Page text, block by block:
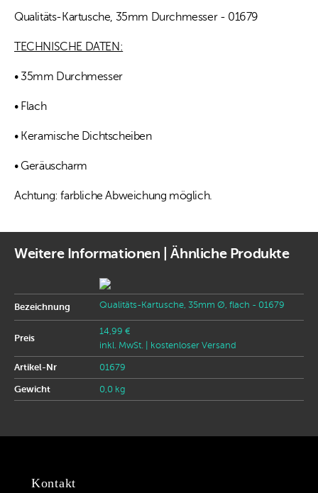
Qualitäts-Kartusche, 35mm Durchmesser - 01679
TECHNISCHE DATEN:
• 35mm Durchmesser
• Flach
• Keramische Dichtscheiben
• Geräuscharm
Achtung: farbliche Abweichung möglich.
Weitere Informationen | Ähnliche Produkte
Bezeichnung Qualitäts-Kartusche, 35mm Ø, flach - 01679
Preis
14,99 €
inkl. MwSt.
| kostenloser Versand
Artikel-Nr 01679
Gewicht 0,0 kg
Kontakt